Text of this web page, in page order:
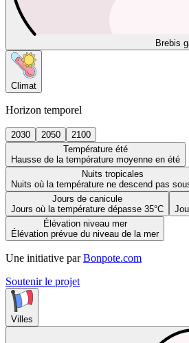
Brebis
Climat
Horizon temporel
2030 2050
2100
Température été
Hausse de la température moyenne en été
Nuits tropicales
Nuits où la température ne descend pas
Jours de canicule
Jours où la température dépasse 35°C
Élévation niveau mer
Élévation prévue du niveau de la mer
Une initiative par Bonpote.com
Soutenir le projet
Villes